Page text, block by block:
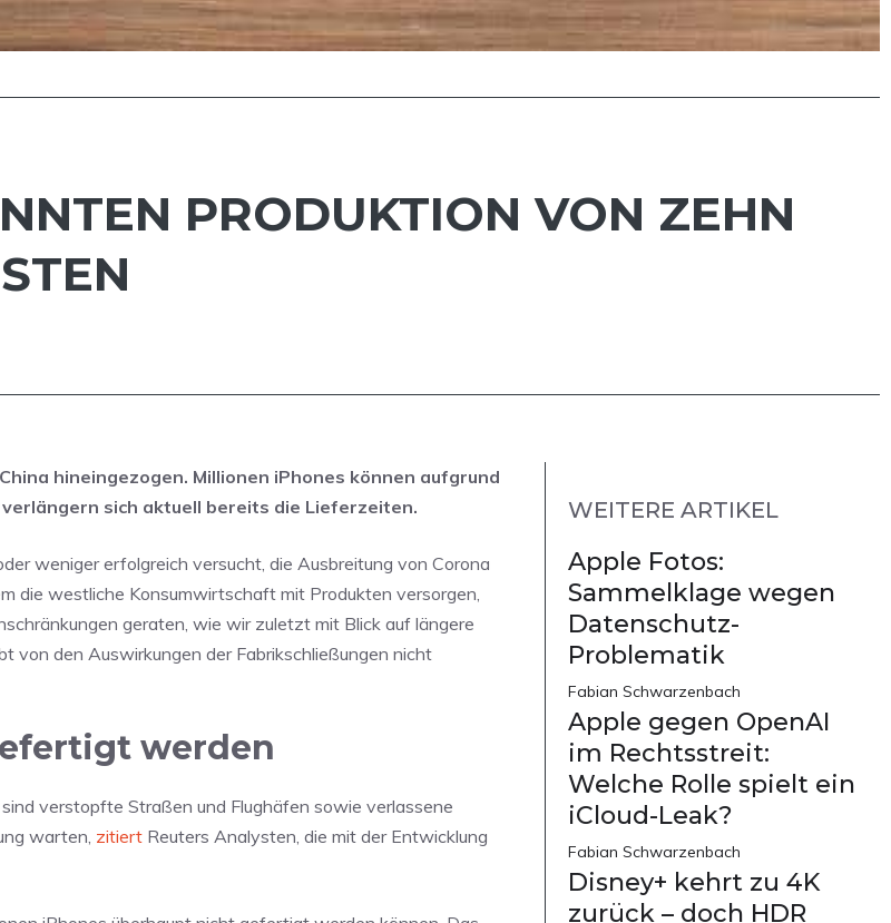
PRODUKTION VON ZEHN
hineingezogen. Millionen iPhones können aufgrund
sich aktuell bereits die Lieferzeiten.
weniger erfolgreich versucht, die Ausbreitung von Corona
die westliche Konsumwirtschaft mit Produkten versorgen,
geraten, wie wir zuletzt mit Blick auf längere
von den Auswirkungen der Fabrikschließungen nicht
werden
verstopfte Straßen und Flughäfen sowie verlassene
warten, zitiert Reuters Analysten, die mit der Entwicklung
WEITERE ARTIKEL
Apple Fotos:
Sammelklage wegen
Datenschutz-
Problematik
Fabian Schwarzenbach
Apple gegen OpenAI
im Rechtsstreit:
Welche Rolle spielt ein
iCloud-Leak?
Fabian Schwarzenbach
Disney+ kehrt zu 4K
zurück – doch HDR